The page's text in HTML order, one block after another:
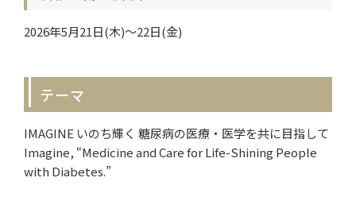
2026年5月21日(木)～22日(金)
テーマ
IMAGINE いのち輝く 糖尿病の医療・医学を共に目指して
Imagine, “Medicine and Care for Life-Shining People
with Diabetes.”